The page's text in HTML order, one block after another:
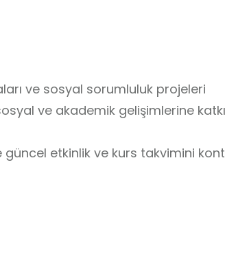
ve sosyal sorumluluk projeleri
ve akademik gelişimlerine katkı
etkinlik ve kurs takvimini
sürecinde görevli personelin